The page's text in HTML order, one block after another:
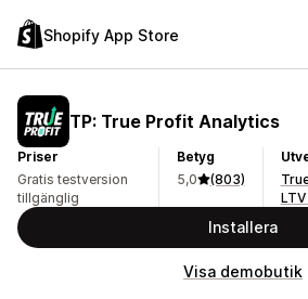
Shopify App Store
TP: True Profit Analytics
Priser
Gratis testversion
tillgänglig
Betyg
5,0
(803)
Installera
Visa demobutik